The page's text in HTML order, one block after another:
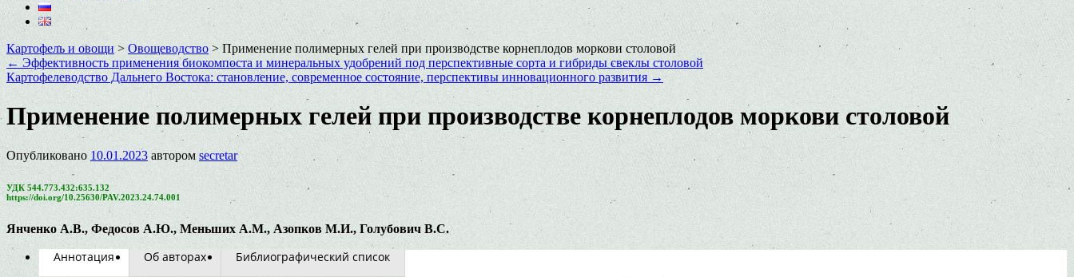
Картофель и овощи > Овощеводство >Применение полимерных гелей при производстве корнеплодов моркови столовой
← Эффективность применения биокомпоста и минеральных удобрений под перспективные сорта и гибриды свеклы столовой
Картофелеводство Дальнего Востока: становление, современное состояние, перспективы инновационного развития →
Применение полимерных гелей при производстве корнеплодов моркови столовой
Опубликовано 10.01.2023 автором secretar
УДК 544.773.432:635.132
https://doi.org/10.25630/PAV.2023.24.74.001
Янченко А.В., Федосов А.Ю., Меньших А.М., Азопков М.И., Голубович В.С.
Аннотация Об авторах Библиографический список